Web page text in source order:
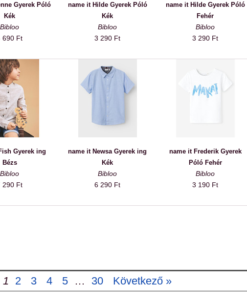
Gyerek Póló
Kék
Bibloo
690 Ft
name it Hilde Gyerek Póló
Kék
Bibloo
3 290 Ft
name it Hilde Gyerek Póló
Fehér
Bibloo
3 290 Ft
Gyerek ing
Bézs
Bibloo
290 Ft
name it Newsa Gyerek ing
Kék
Bibloo
6 290 Ft
name it Frederik Gyerek
Póló Fehér
Bibloo
3 190 Ft
1 2 3 4 5 … 30 Következő »